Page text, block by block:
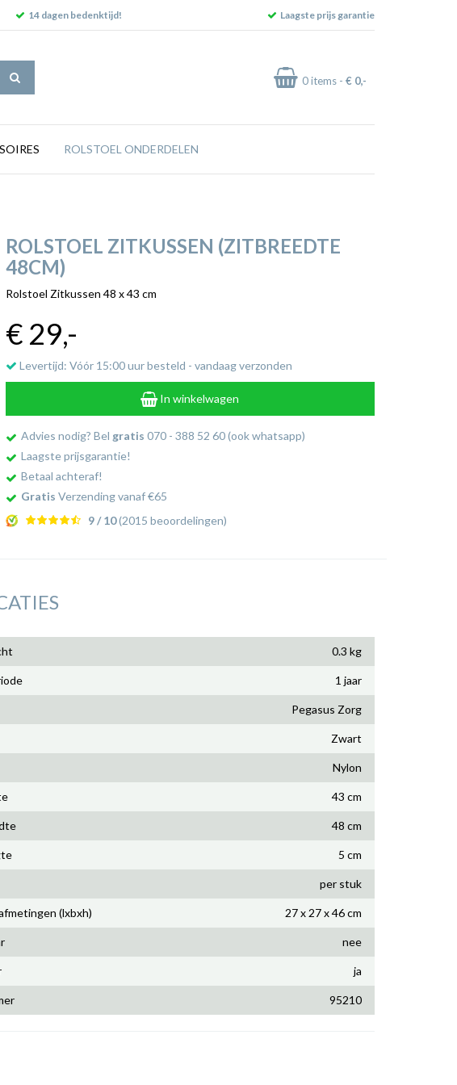
14 dagen bedenktijd! Laagste prijs garantie
0items - € 0,-
ROLSTOEL ONDERDELEN
ROLSTOEL ZITKUSSEN (ZITBREEDTE
48CM)
Rolstoel Zitkussen 48 x 43 cm
€ 29,-
Levertijd: Vóór 15:00 uur besteld - vandaag verzonden
In winkelwagen
Advies nodig? Bel gratis 070 - 388 52 60 (ook whatsapp)
Laagste prijsgarantie!
Betaal achteraf!
Gratis Verzending vanaf €65
9 / 10(2015 beoordelingen)
0.3 kg
1 jaar
Pegasus Zorg
Zwart
Nylon
43 cm
48 cm
5 cm
per stuk
(lxbxh) 27 x 27 x 46 cm
nee
ja
95210